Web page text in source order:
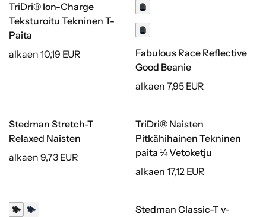
Kierrätetty
TriDri® Ion-Charge
Teksturoitu Tekninen T-
Paita
alkaen 10,19 EUR
Fabulous Race Reflective
Good Beanie
alkaen 7,95 EUR
Stedman Stretch-T
Relaxed Naisten
alkaen 9,73 EUR
TriDri® Naisten
Pitkähihainen Tekninen
paita ¼ Vetoketju
alkaen 17,12 EUR
Stedman Classic-T v-